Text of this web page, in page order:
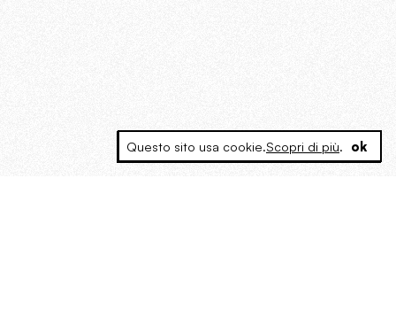
Questo sito usa cookie.Scopri di più. ok